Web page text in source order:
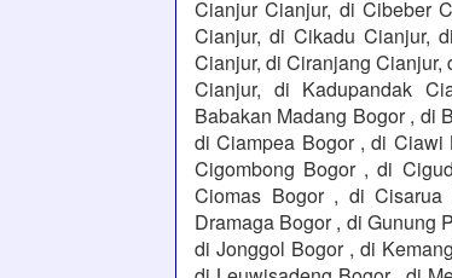
Cianjur Cianjur, di Cibeber
Cianjur, di Cikadu Cianjur,
Cianjur, di Ciranjang
Cianjur, di Kadupandak
Babakan Madang Bogor , di
di Ciampea Bogor , di
Cigombong Bogor , di
Ciomas Bogor , di
Dramaga Bogor , di Gunung
di Jonggol Bogor , di